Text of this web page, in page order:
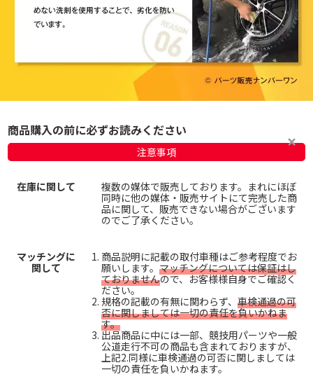
商品購入の前に必ずお読みください
注意事項
在庫に関して
複数の媒体で販売しております。まれにほぼ
同時に他の媒体・販売サイトにて完売した商
品に関して、販売できない場合がございます
のでご了承ください。
マッチングに
関して
商品説明に記載の取付車種はご参考程度でお
願いします。 マッチングについては保証はし
ておりませんので、お客様様自身でご確認く
ださい。
規格の記載の有無に関わらず、 車検通過の可
否に関しましては一切の責任を負いかねま
す。
出品商品に中には一部、競技用パーツや一般
公道走行不可の商品も含まれておりますが、
上記2.同様に車検通過の可否に関しましては
一切の責任を負いかねます。